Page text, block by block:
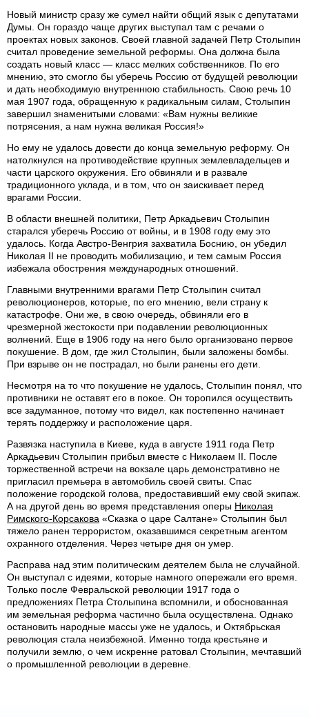
Новый министр сразу же сумел найти общий язык с депутатами
Думы. Он гораздо чаще других выступал там с речами о
проектах новых законов. Своей главной задачей Петр Столыпин
считал проведение земельной реформы. Она должна была
создать новый класс — класс мелких собственников. По его
мнению, это смогло бы уберечь Россию от будущей революции
и дать необходимую внутреннюю стабильность. Свою речь 10
мая 1907 года, обращенную к радикальным силам, Столыпин
завершил знаменитыми словами: «Вам нужны великие
потрясения, а нам нужна великая Россия!»
Но ему не удалось довести до конца земельную реформу. Он
натолкнулся на противодействие крупных землевладельцев и
части царского окружения. Его обвиняли и в развале
традиционного уклада, и в том, что он заискивает перед
врагами России.
В области внешней политики, Петр Аркадьевич Столыпин
старался уберечь Россию от войны, и в 1908 году ему это
удалось. Когда Австро-Венгрия захватила Боснию, он убедил
Николая II не проводить мобилизацию, и тем самым Россия
избежала обострения международных отношений.
Главными внутренними врагами Петр Столыпин считал
революционеров, которые, по его мнению, вели страну к
катастрофе. Они же, в свою очередь, обвиняли его в
чрезмерной жестокости при подавлении революционных
волнений. Еще в 1906 году на него было организовано первое
покушение. В дом, где жил Столыпин, были заложены бомбы.
При взрыве он не пострадал, но были ранены его дети.
Несмотря на то что покушение не удалось, Столыпин понял, что
противники не оставят его в покое. Он торопился осуществить
все задуманное, потому что видел, как постепенно начинает
терять поддержку и расположение царя.
Развязка наступила в Киеве, куда в августе 1911 года Петр
Аркадьевич Столыпин прибыл вместе с Николаем II. После
торжественной встречи на вокзале царь демонстративно не
пригласил премьера в автомобиль своей свиты. Спас
положение городской голова, предоставивший ему свой экипаж.
А на другой день во время представления оперы Николая
Римского-Корсакова «Сказка о царе Салтане» Столыпин был
тяжело ранен террористом, оказавшимся секретным агентом
охранного отделения. Через четыре дня он умер.
Расправа над этим политическим деятелем была не случайной.
Он выступал с идеями, которые намного опережали его время.
Только после Февральской революции 1917 года о
предложениях Петра Столыпина вспомнили, и обоснованная
им земельная реформа частично была осуществлена. Однако
остановить народные массы уже не удалось, и Октябрьская
революция стала неизбежной. Именно тогда крестьяне и
получили землю, о чем искренне ратовал Столыпин, мечтавший
о промышленной революции в деревне.